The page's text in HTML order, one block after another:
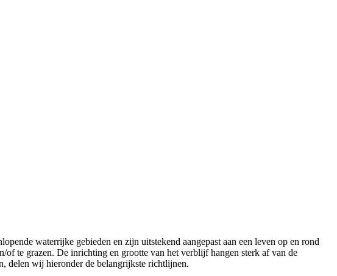
waterrijke gebieden en zijn uitstekend aangepast aan een leven op en rond
te grazen. De inrichting en grootte van het verblijf hangen sterk af van de
delen wij hieronder de belangrijkste richtlijnen.